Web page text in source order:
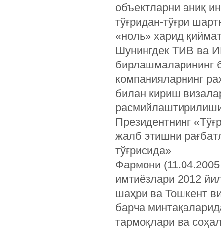
объектларни аниқ
тўғридан-тўғри
«ноль» харид
Шунингдек ТИВ ва
бирлашмаларининг
компанияларнинг
билан кириш
Президентнинг
жалб этишни
тўғрисида»
Фармони
имтиёзлари 2012
шаҳри ва Тошкент
барча
тармоқлари ва